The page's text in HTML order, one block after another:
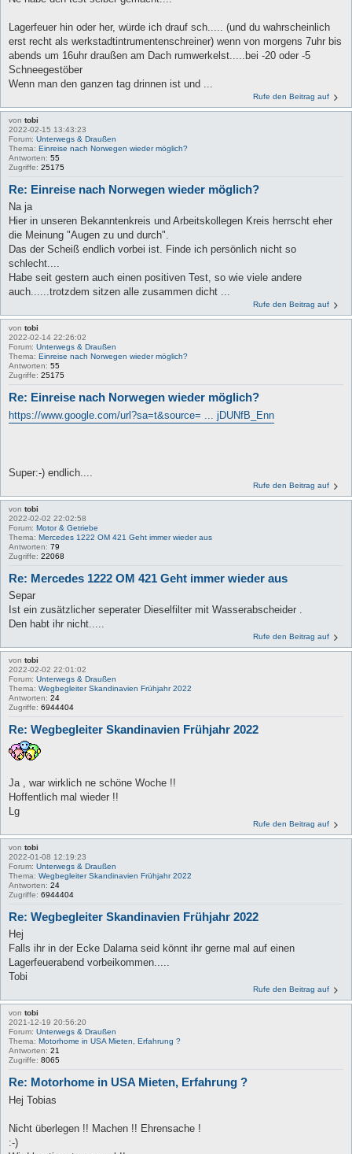
Lagerfeuer hin oder her, würde ich drauf sch..... (und du wahrscheinlich
erst recht als werkstadtintrumentenschreiner) wenn von morgens 7uhr bis
abends um 16uhr draußen am Dach rumwerkelst.....bei -20 oder -5
Schneegestöber
Wenn man den ganzen tag drinnen ist und ...
Rufe den Beitrag auf
von tobi
2022-02-15 13:43:23
Forum: Unterwegs & Draußen
Thema: Einreise nach Norwegen wieder möglich?
Antworten: 55
Zugriffe: 25175
Re: Einreise nach Norwegen wieder möglich?
Na ja
Hier in unseren Bekanntenkreis und Arbeitskollegen Kreis herrscht eher
die Meinung "Augen zu und durch".
Das der Scheiß endlich vorbei ist. Finde ich persönlich nicht so
schlecht....
Habe seit gestern auch einen positiven Test, so wie viele andere
auch......trotzdem sitzen alle zusammen dicht ...
Rufe den Beitrag auf
von tobi
2022-02-14 22:26:02
Forum: Unterwegs & Draußen
Thema: Einreise nach Norwegen wieder möglich?
Antworten: 55
Zugriffe: 25175
Re: Einreise nach Norwegen wieder möglich?
https://www.google.com/url?sa=t&source= ... jDUNfB_Enn
Super:-) endlich....
Rufe den Beitrag auf
von tobi
2022-02-02 22:02:58
Forum: Motor & Getriebe
Thema: Mercedes 1222 OM 421 Geht immer wieder aus
Antworten: 79
Zugriffe: 22068
Re: Mercedes 1222 OM 421 Geht immer wieder aus
Separ
Ist ein zusätzlicher seperater Dieselfilter mit Wasserabscheider .
Den habt ihr nicht.....
Rufe den Beitrag auf
von tobi
2022-02-02 22:01:02
Forum: Unterwegs & Draußen
Thema: Wegbegleiter Skandinavien Frühjahr 2022
Antworten: 24
Zugriffe: 6944404
Re: Wegbegleiter Skandinavien Frühjahr 2022
Ja , war wirklich ne schöne Woche !!
Hoffentlich mal wieder !!
Lg
Rufe den Beitrag auf
von tobi
2022-01-08 12:19:23
Forum: Unterwegs & Draußen
Thema: Wegbegleiter Skandinavien Frühjahr 2022
Antworten: 24
Zugriffe: 6944404
Re: Wegbegleiter Skandinavien Frühjahr 2022
Hej
Falls ihr in der Ecke Dalarna seid könnt ihr gerne mal auf einen
Lagerfeuerabend vorbeikommen.....
Tobi
Rufe den Beitrag auf
von tobi
2021-12-19 20:56:20
Forum: Unterwegs & Draußen
Thema: Motorhome in USA Mieten, Erfahrung ?
Antworten: 21
Zugriffe: 8065
Re: Motorhome in USA Mieten, Erfahrung ?
Hej Tobias
Nicht überlegen !! Machen !! Ehrensache !
:-)